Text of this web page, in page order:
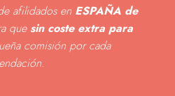
afilidados en ESPAÑA de
que sin coste extra para
comisión por cada